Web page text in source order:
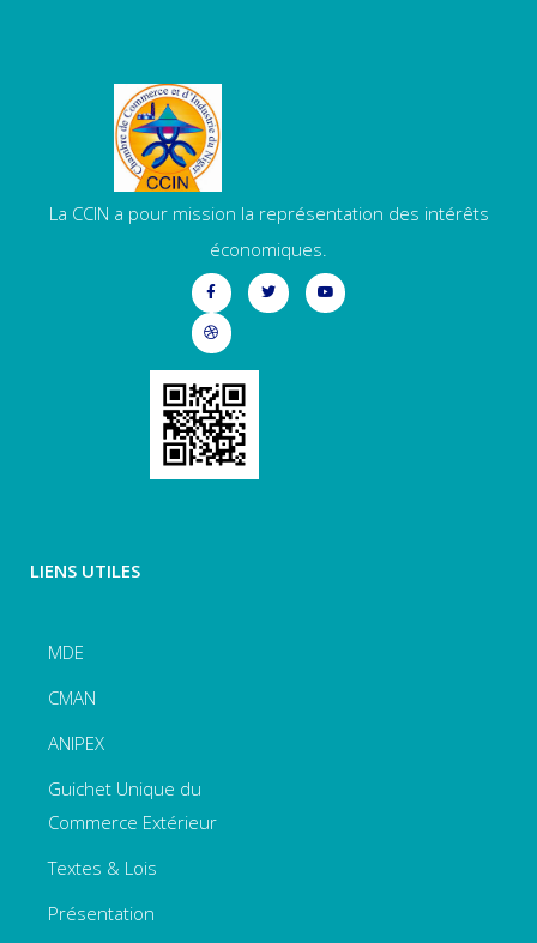
La CCIN a pour mission la représentation des intérêts
économiques.
LIENS UTILES
MDE
CMAN
ANIPEX
Guichet Unique du
Commerce Extérieur
Textes & Lois
Présentation